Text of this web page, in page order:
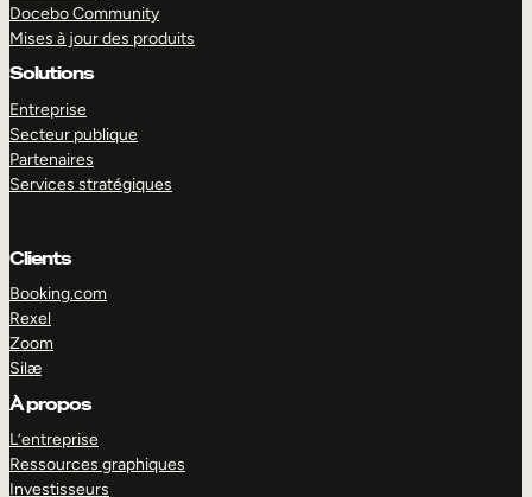
Docebo Community
Mises à jour des produits
Solutions
Entreprise
Secteur publique
Partenaires
Services stratégiques
Clients
Booking.com
Rexel
Zoom
Silæ
À propos
L’entreprise
Ressources graphiques
Investisseurs